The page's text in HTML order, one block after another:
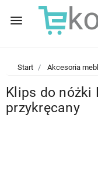
menu
Start Akcesoria
Klips do nóżki
przykręcany